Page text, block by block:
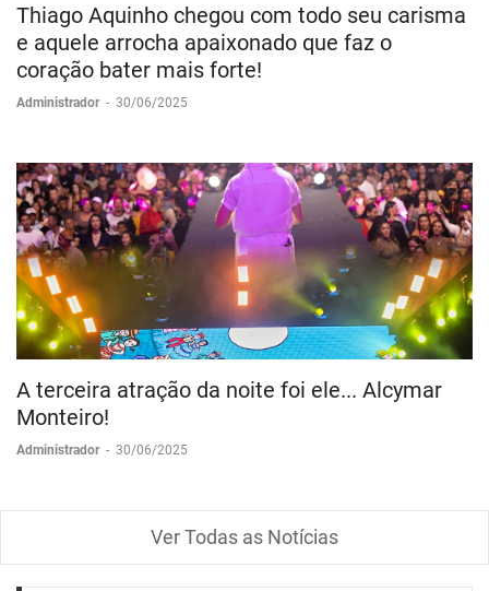
Thiago Aquinho chegou com todo seu carisma
e aquele arrocha apaixonado que faz o
coração bater mais forte!
Administrador - 30/06/2025
A terceira atração da noite foi ele... Alcymar
Monteiro!
Administrador - 30/06/2025
Ver Todas as Notícias